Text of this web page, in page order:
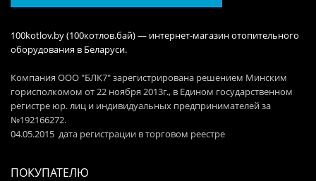
100kotlov.by (100котлов.бай) — интернет-магазин отопительного
оборудования в Беларуси.
Компания ООО "БЛК7" зарегистрирована решением Минским
горисполкомом от 22 ноября 2013г., в Едином государственном
регистре юр. лиц и индивидуальных предпринимателей за
№192166272.
04.05.2015 дата регистрации в торговом реестре
ПОКУПАТЕЛЮ